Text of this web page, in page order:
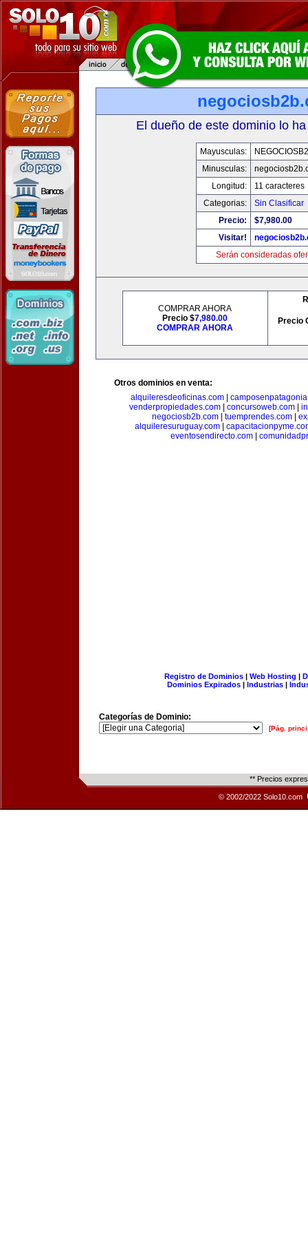
El dueño de este dominio lo
Mayusculas:
Minusculas:
Longitud:
11 caracteres
Categorias:
Sin Clasificar
Precio:
$7,980.00
Visitar!
Serán consideradas
COMPRAR AHORA
Precio $7,980.00
COMPRAR AHORA
Precio
Otros dominios en venta:
alquileresdeoficinas.com
venderpropiedades.com
concursoweb.com
negociosb2b.com| tuemprendes.com|
alquileresuruguay.com
eventosendirecto.com|
Registro de Dominios| Web Hosting |
Dominios Expirados | Industrias |
Categorías de Dominio:
[Pág.
** Precios
© 2002/2022 Solo10.com